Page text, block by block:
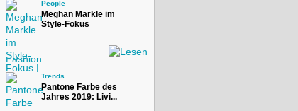
People
Meghan Markle im
Style-Fokus
Trends
Pantone Farbe des
Jahres 2019: Livi...